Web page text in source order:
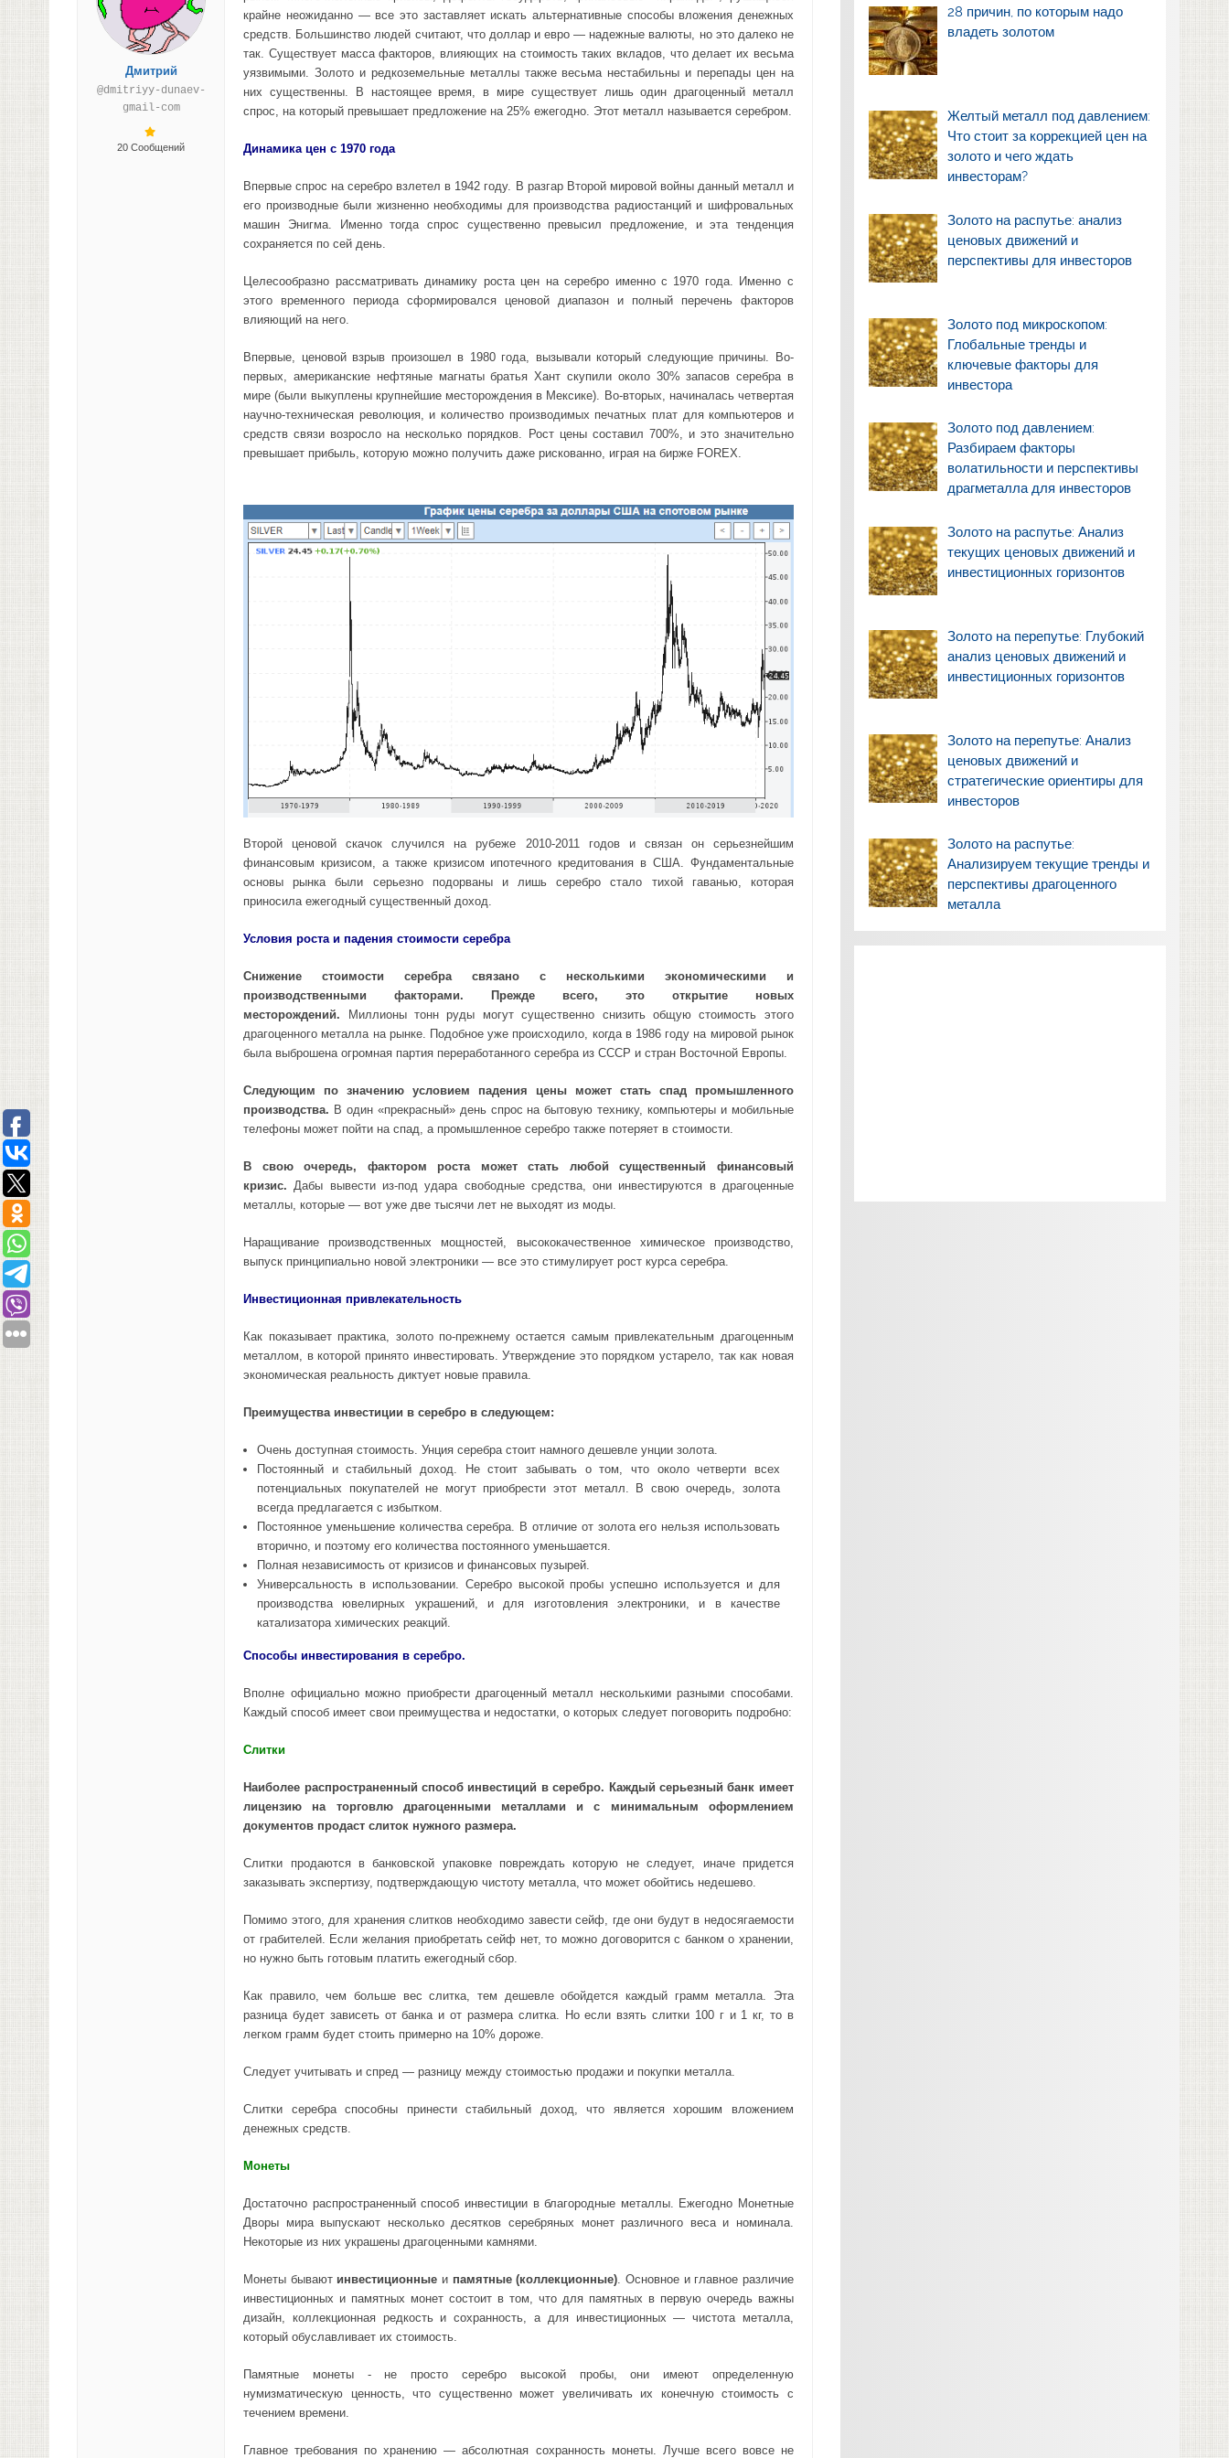
Дмитрий
@dmitriyy-dunaev-
gmail-com
20 Сообщений
крайне неожиданно — все это заставляет искать альтернативные способы вложения денежных
средств. Большинство людей считают, что доллар и евро — надежные валюты, но это далеко не
так. Существует масса факторов, влияющих на стоимость таких вкладов, что делает их весьма
уязвимыми. Золото и редкоземельные металлы также весьма нестабильны и перепады цен на
них существенны. В настоящее время, в мире существует лишь один драгоценный металл
спрос, на который превышает предложение на 25% ежегодно. Этот металл называется серебром.
Динамика цен с 1970 года
Впервые спрос на серебро взлетел в 1942 году. В разгар Второй мировой войны данный металл и
его производные были жизненно необходимы для производства радиостанций и шифровальных
машин Энигма. Именно тогда спрос существенно превысил предложение, и эта тенденция
сохраняется по сей день.
Целесообразно рассматривать динамику роста цен на серебро именно с 1970 года. Именно с
этого временного периода сформировался ценовой диапазон и полный перечень факторов
влияющий на него.
Впервые, ценовой взрыв произошел в 1980 года, вызывали который следующие причины. Во-
первых, американские нефтяные магнаты братья Хант скупили около 30% запасов серебра в
мире (были выкуплены крупнейшие месторождения в Мексике). Во-вторых, начиналась четвертая
научно-техническая революция, и количество производимых печатных плат для компьютеров и
средств связи возросло на несколько порядков. Рост цены составил 700%, и это значительно
превышает прибыль, которую можно получить даже рискованно, играя на бирже FOREX.
Второй ценовой скачок случился на рубеже 2010-2011 годов и связан он серьезнейшим
финансовым кризисом, а также кризисом ипотечного кредитования в США. Фундаментальные
основы рынка были серьезно подорваны и лишь серебро стало тихой гаванью, которая
приносила ежегодный существенный доход.
Условия роста и падения стоимости серебра
Снижение стоимости серебра связано с несколькими экономическими и
производственными факторами. Прежде всего, это открытие новых
месторождений. Миллионы тонн руды могут существенно снизить общую стоимость этого
драгоценного металла на рынке. Подобное уже происходило, когда в 1986 году на мировой рынок
была выброшена огромная партия переработанного серебра из СССР и стран Восточной Европы.
Следующим по значению условием падения цены может стать спад промышленного
производства. В один «прекрасный» день спрос на бытовую технику, компьютеры и мобильные
телефоны может пойти на спад, а промышленное серебро также потеряет в стоимости.
В свою очередь, фактором роста может стать любой существенный финансовый
кризис. Дабы вывести из-под удара свободные средства, они инвестируются в драгоценные
металлы, которые — вот уже две тысячи лет не выходят из моды.
Наращивание производственных мощностей, высококачественное химическое производство,
выпуск принципиально новой электроники — все это стимулирует рост курса серебра.
Инвестиционная привлекательность
Как показывает практика, золото по-прежнему остается самым привлекательным драгоценным
металлом, в которой принято инвестировать. Утверждение это порядком устарело, так как новая
экономическая реальность диктует новые правила.
Преимущества инвестиции в серебро в следующем:
Очень доступная стоимость. Унция серебра стоит намного дешевле унции золота.
Постоянный и стабильный доход. Не стоит забывать о том, что около четверти всех
потенциальных покупателей не могут приобрести этот металл. В свою очередь, золота
всегда предлагается с избытком.
Постоянное уменьшение количества серебра. В отличие от золота его нельзя использовать
вторично, и поэтому его количества постоянного уменьшается.
Полная независимость от кризисов и финансовых пузырей.
Универсальность в использовании. Серебро высокой пробы успешно используется и для
производства ювелирных украшений, и для изготовления электроники, и в качестве
катализатора химических реакций.
Способы инвестирования в серебро.
Вполне официально можно приобрести драгоценный металл несколькими разными способами.
Каждый способ имеет свои преимущества и недостатки, о которых следует поговорить подробно:
Слитки
Наиболее распространенный способ инвестиций в серебро. Каждый серьезный банк имеет
лицензию на торговлю драгоценными металлами и с минимальным оформлением
документов продаст слиток нужного размера.
Слитки продаются в банковской упаковке повреждать которую не следует, иначе придется
заказывать экспертизу, подтверждающую чистоту металла, что может обойтись недешево.
Помимо этого, для хранения слитков необходимо завести сейф, где они будут в недосягаемости
от грабителей. Если желания приобретать сейф нет, то можно договорится с банком о хранении,
но нужно быть готовым платить ежегодный сбор.
Как правило, чем больше вес слитка, тем дешевле обойдется каждый грамм металла. Эта
разница будет зависеть от банка и от размера слитка. Но если взять слитки 100 г и 1 кг, то в
легком грамм будет стоить примерно на 10% дороже.
Следует учитывать и спред — разницу между стоимостью продажи и покупки металла.
Слитки серебра способны принести стабильный доход, что является хорошим вложением
денежных средств.
Монеты
Достаточно распространенный способ инвестиции в благородные металлы. Ежегодно Монетные
Дворы мира выпускают несколько десятков серебряных монет различного веса и номинала.
Некоторые из них украшены драгоценными камнями.
Монеты бывают инвестиционные и памятные (коллекционные) . Основное и главное различие
инвестиционных и памятных монет состоит в том, что для памятных в первую очередь важны
дизайн, коллекционная редкость и сохранность, а для инвестиционных — чистота металла,
который обуславливает их стоимость.
Памятные монеты - не просто серебро высокой пробы, они имеют определенную
нумизматическую ценность, что существенно может увеличивать их конечную стоимость с
течением времени.
Главное требования по хранению — абсолютная сохранность монеты. Лучше всего вовсе не
28 причин, по которым надо
владеть золотом
Желтый металл под давлением:
Что стоит за коррекцией цен на
золото и чего ждать
инвесторам?
Золото на распутье: анализ
ценовых движений и
перспективы для инвесторов
Золото под микроскопом:
Глобальные тренды и
ключевые факторы для
инвестора
Золото под давлением:
Разбираем факторы
волатильности и перспективы
драгметалла для инвесторов
Золото на распутье: Анализ
текущих ценовых движений и
инвестиционных горизонтов
Золото на перепутье: Глубокий
анализ ценовых движений и
инвестиционных горизонтов
Золото на перепутье: Анализ
ценовых движений и
стратегические ориентиры для
инвесторов
Золото на распутье:
Анализируем текущие тренды и
перспективы драгоценного
металла